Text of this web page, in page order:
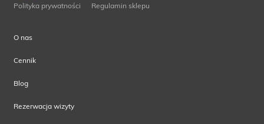
Polityka prywatności Regulamin sklepu
O nas
Cennik
Blog
Rezerwacja wizyty